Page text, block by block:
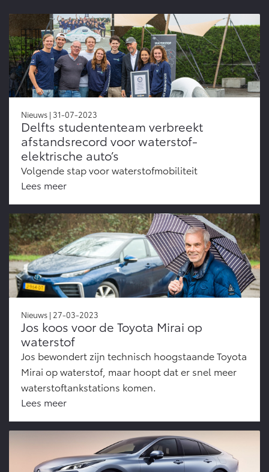
Nieuws | 31-07-2023
Delfts studententeam verbreekt
afstandsrecord voor waterstof-
elektrische auto’s
Volgende stap voor waterstofmobiliteit
Lees meer
Nieuws | 27-03-2023
Jos koos voor de Toyota Mirai op
waterstof
Jos bewondert zijn technisch hoogstaande Toyota
Mirai op waterstof, maar hoopt dat er snel meer
waterstoftankstations komen.
Lees meer